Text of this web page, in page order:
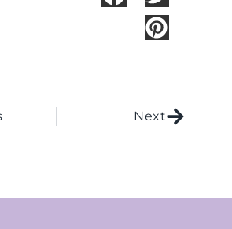
Next